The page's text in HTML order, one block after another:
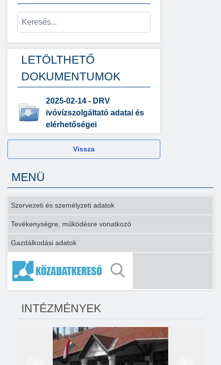
LETÖLTHETŐ
DOKUMENTUMOK
2025-02-14 - DRV
ivóvízszolgáltató adatai és
elérhetőségei
Vissza
MENÜ
Szervezeti és személyzeti adatok
Tevékenységre, működésre vonatkozó
Gazdálkodási adatok
INTÉZMÉNYEK